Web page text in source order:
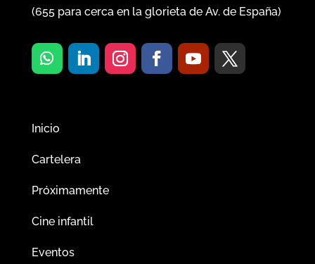
(655para cerca en la glorieta de Av. de España)
Inicio
Cartelera
Próximamente
Cine infantil
Eventos